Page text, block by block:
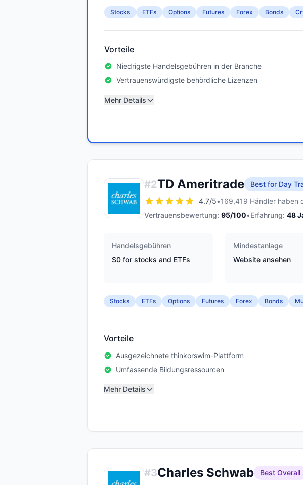
Stocks ETFs Options Futures Forex Bonds
Vorteile
Niedrigste Handelsgebühren in der Branche
Vertrauenswürdigste behördliche Lizenzen
Mehr Details
#2TD Ameritrade
Best for Day
4.7/5•169,419 Händler haben
Vertrauensbewertung: 95/100•Erfahrung: 48
Handelsgebühren
$0 for stocks and ETFs
Mindestanlage
Website ansehen
Stocks ETFs Options Futures Forex Bonds
Vorteile
Ausgezeichnete thinkorswim-Plattform
Umfassende Bildungsressourcen
Mehr Details
#3Charles Schwab
Best Overall